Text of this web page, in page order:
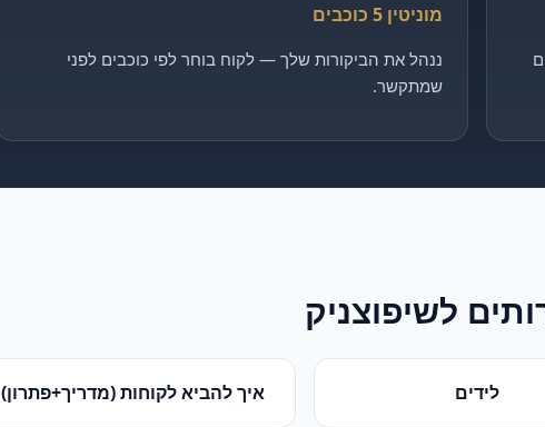
מוניטין 5 כוכבים
ננהל את הביקורות שלך — לקוח בוחר לפי כוכבים לפני
שמתקשר.
לשיפוצניק
לידים איך להביא לקוחות (מדריך+פתרון)